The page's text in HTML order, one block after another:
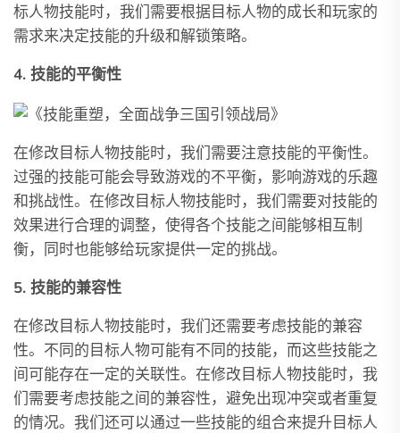
标人物技能时，我们需要根据目标人物的成长和玩家的
需求来决定技能的升级和解锁策略。
4. 技能的平衡性
在修改目标人物技能时，我们需要注意技能的平衡性。
过强的技能可能会导致游戏的不平衡，影响游戏的乐趣
和挑战性。在修改目标人物技能时，我们需要对技能的
效果进行合理的调整，使得各个技能之间能够相互制
衡，同时也能够给玩家提供一定的挑战。
5. 技能的兼容性
在修改目标人物技能时，我们还需要考虑技能的兼容
性。不同的目标人物可能有不同的技能，而这些技能之
间可能存在一定的关联性。在修改目标人物技能时，我
们需要考虑技能之间的兼容性，避免出现冲突或者重复
的情况。我们还可以通过一些技能的组合来提升目标人